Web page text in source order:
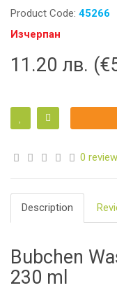
Product Code: 45266
Изчерпан
11.20 лв.
0
Description
Bubchen
230 ml